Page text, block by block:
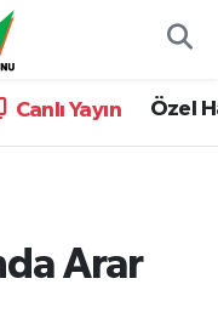
Canlı Yayın Özel
Arar